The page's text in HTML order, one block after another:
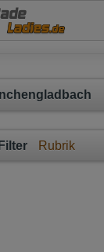
Filter Rubrik